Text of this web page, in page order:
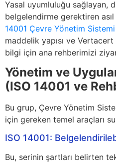
Yasal uyumluluğu sağlayan,
belgelendirme gerektiren asıl
14001 Çevre Yönetim
maddelik yapısı ve
bilgi için ana rehberimizi
Yönetim ve
(ISO 14001 ve
Bu grup, Çevre Yönetim
için gereken temel araçları
ISO 14001:
Bu, serinin şartları belirten